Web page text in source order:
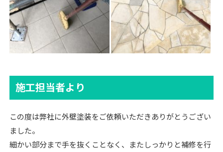
施工担当者より
この度は弊社に外壁塗装をご依頼いただきありがとうござい
ました。
細かい部分まで手を抜くことなく、またしっかりと補修を行